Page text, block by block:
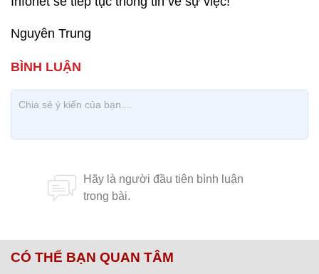
Nguyên Trung
CÓ THỂ BẠN QUAN TÂM